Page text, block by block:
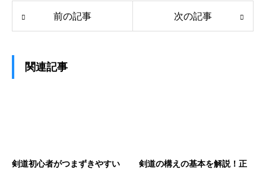
前の記事 次の記事
関連記事
剣道初心者がつまずきやすい
剣道の構えの基本を解説！正